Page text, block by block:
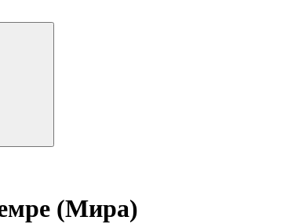
провести отпуск. Горящие туры, путёвки в
(Мира)